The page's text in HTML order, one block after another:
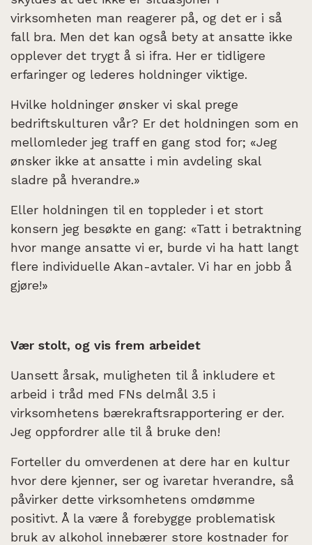
virksomheten man reagerer på, og det er i så
fall bra. Men det kan også bety at ansatte ikke
opplever det trygt å si ifra. Her er tidligere
erfaringer og lederes holdninger viktige.
Hvilke holdninger ønsker vi skal prege
bedriftskulturen vår? Er det holdningen som en
mellomleder jeg traff en gang stod for; «Jeg
ønsker ikke at ansatte i min avdeling skal
sladre på hverandre.»
Eller holdningen til en toppleder i et stort
konsern jeg besøkte en gang: «Tatt i betraktning
hvor mange ansatte vi er, burde vi ha hatt langt
flere individuelle Akan-avtaler. Vi har en jobb å
gjøre!»
Vær stolt, og vis frem arbeidet
Uansett årsak, muligheten til å inkludere et
arbeid i tråd med FNs delmål 3.5 i
virksomhetens bærekraftsrapportering er der.
Jeg oppfordrer alle til å bruke den!
Forteller du omverdenen at dere har en kultur
hvor dere kjenner, ser og ivaretar hverandre, så
påvirker dette virksomhetens omdømme
positivt. Å la være å forebygge problematisk
bruk av alkohol innebærer store kostnader for